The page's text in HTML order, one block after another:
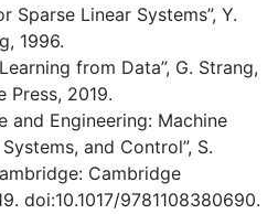
Sparse Linear Systems”, Y.
1996.
from Data”, G. Strang,
Press, 2019.
and Engineering: Machine
and Control”, S.
Cambridge
doi:10.1017/9781108380690.